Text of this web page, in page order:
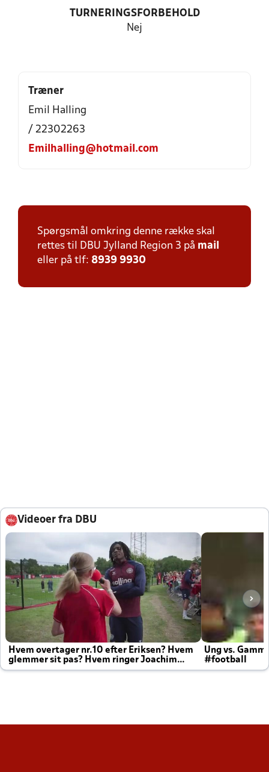
TURNERINGSFORBEHOLD
Nej
Træner
Emil Halling
/ 22302263
Emilhalling@hotmail.com
Spørgsmål omkring denne række skal
rettes til DBU Jylland Region 3 på mail
eller på tlf: 8939 9930
Videoer fra DBU
Hvem overtager nr.10 efter Eriksen? Hvem
glemmer sit pas? Hvem ringer Joachim
altid til efter kampe?
Ung vs.
#football